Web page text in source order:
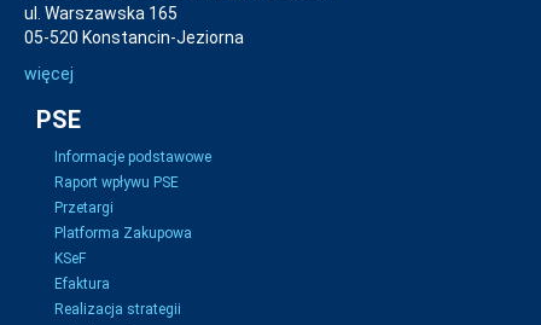
ul. Warszawska 165
05-520 Konstancin-Jeziorna
więcej
PSE
Informacje podstawowe
Raport wpływu PSE
Przetargi
Platforma Zakupowa
KSeF
Efaktura
Realizacja strategii